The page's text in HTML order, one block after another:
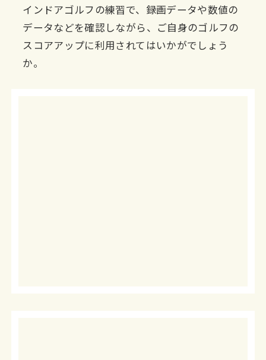
インドアゴルフの練習で、録画データや数値の
データなどを確認しながら、ご自身のゴルフの
スコアアップに利用されてはいかがでしょう
か。